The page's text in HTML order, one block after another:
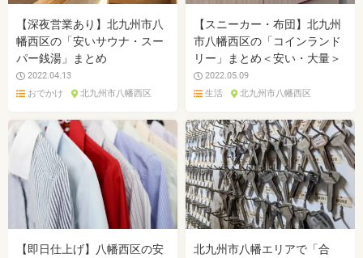
【深夜営業あり】北九州市八
幡西区の「安いサウナ・スー
パー銭湯」まとめ
2022.04.13
おでかけ
北九州市八幡西区
【スニーカー・布団】北九州
市八幡西区の「コインランド
リー」まとめ＜安い・大量＞
2022.05.09
生活
北九州市八幡西区
【即日仕上げ】八幡西区の安
北九州市八幡エリアで「合